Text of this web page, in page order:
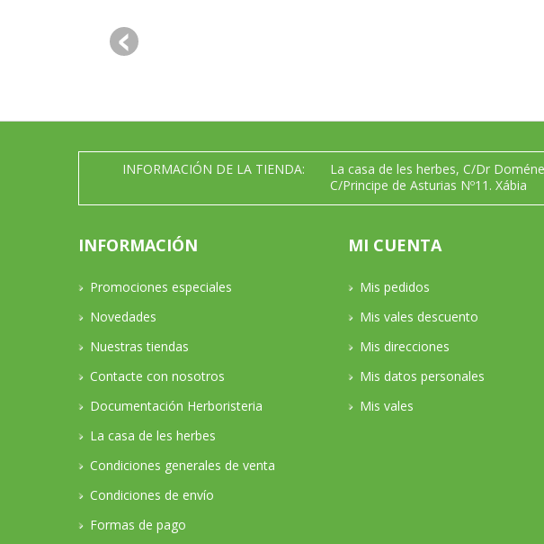
INFORMACIÓN DE LA TIENDA:
La casa de les herbes, C/Dr
C/Principe de Asturias Nº11. Xábia
INFORMACIÓN
Promociones especiales
Novedades
Nuestras tiendas
Contacte con nosotros
Documentación Herboristeria
La casa de les herbes
Condiciones generales de venta
Condiciones de envío
Formas de pago
MI CUENTA
Mis pedidos
Mis vales descuento
Mis direcciones
Mis datos personales
Mis vales